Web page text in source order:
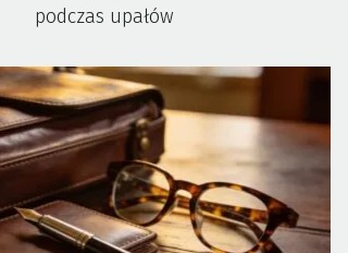
podczas upałów